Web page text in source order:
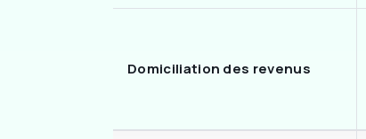
Domiciliation des revenus